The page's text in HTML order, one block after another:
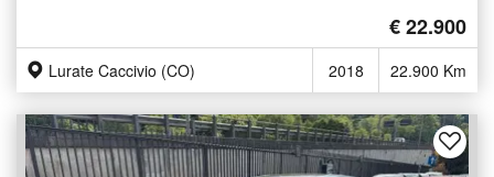
€ 22.900
Lurate Caccivio (CO) 2018 22.900 Km